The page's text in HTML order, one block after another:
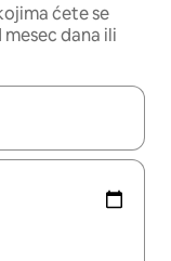
ćete se
dana ili
kroz njih